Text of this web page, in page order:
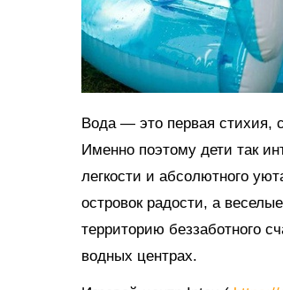
Вода — это первая стихия,
Именно поэтому дети так
легкости и абсолютного
островок радости, а
территорию беззаботного
водных центрах.